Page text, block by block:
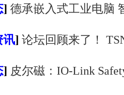
] 德承嵌入式工业电脑
讯] 论坛回顾来了！
] 皮尔磁：IO-Link